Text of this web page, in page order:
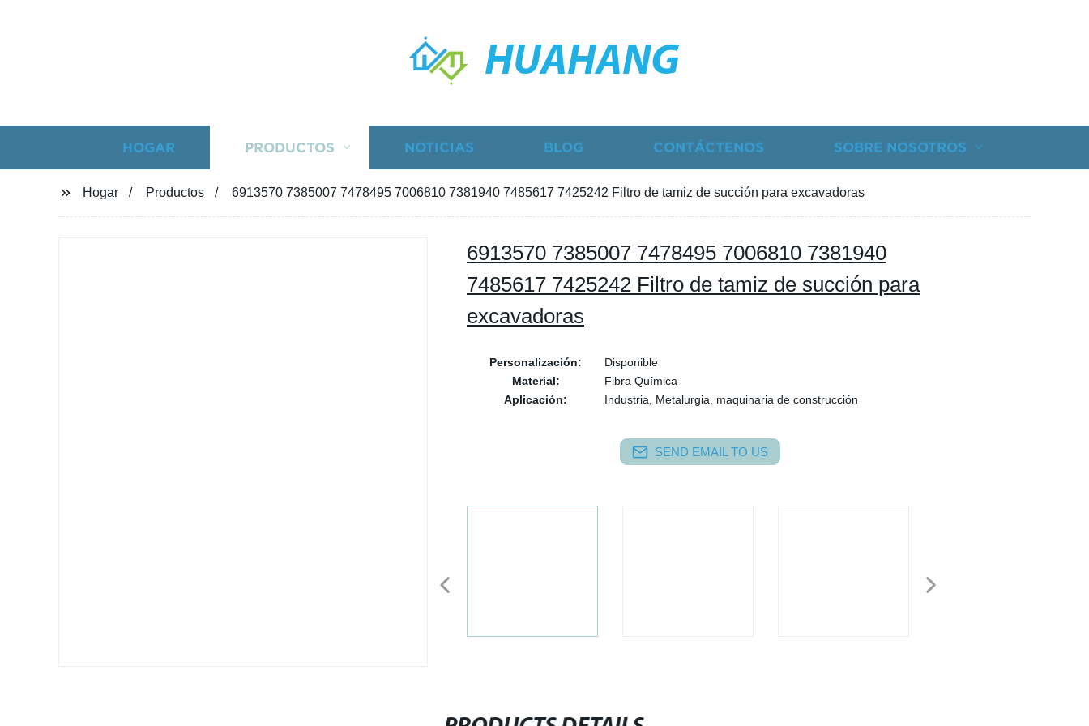
HUAHANG
HOGAR PRODUCTOS NOTICIAS BLOG CONTÁCTENOS SOBRE NOSOTROS
Hogar Productos 6913570 7385007 7478495 7006810 7381940 7485617 7425242 Filtro de tamiz de succión para excavadoras
6913570 7385007 7478495 7006810 7381940
7485617 7425242 Filtro de tamiz de succión para
excavadoras
Personalización:
Disponible
Material:
Fibra Química
Aplicación:
Industria, Metalurgia, maquinaria de construcción
SEND EMAIL TO US